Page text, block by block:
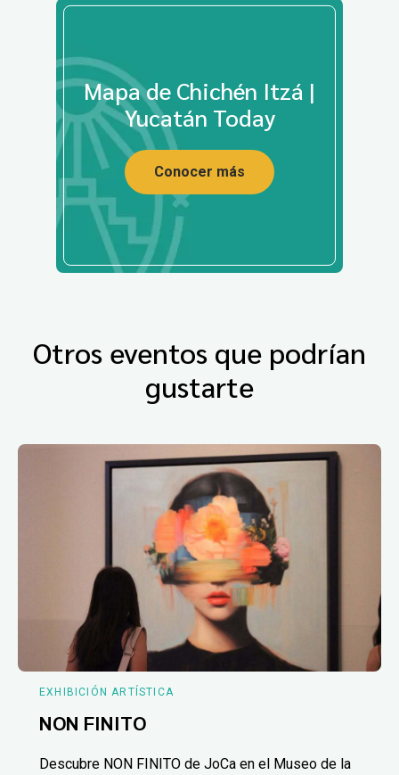
Mapa de Chichén Itzá |
Yucatán Today
Conocer más
Otros eventos que podrían
gustarte
EXHIBICIÓN ARTÍSTICA
NON FINITO
Descubre NON FINITO de JoCa en el Museo de la